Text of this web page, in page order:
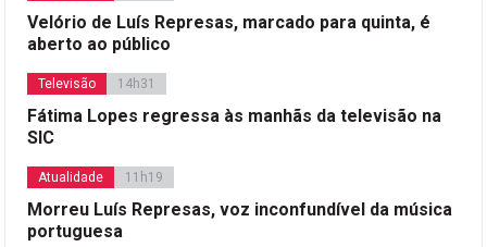
Velório de Luís Represas, marcado para quinta, é
aberto ao público
Televisão 14h31
Fátima Lopes regressa às manhãs da televisão na
SIC
Atualidade 11h19
Morreu Luís Represas, voz inconfundível da música
portuguesa